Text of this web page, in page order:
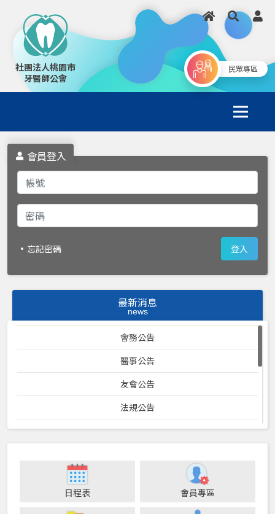
社團法人桃園市
牙醫師公會
民眾專區
會員登入
登入
忘記密碼
最新消息
news
會務公告
醫事公告
友會公告
法規公告
口衛專案計畫
24屆理監事暨各委員會會議記錄
日程表 會員專區